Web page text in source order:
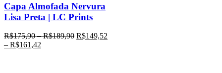
Capa Almofada Nervura
Lisa Preta | LC Prints
R$175,90–R$189,90 R$149,52
– R$161,42